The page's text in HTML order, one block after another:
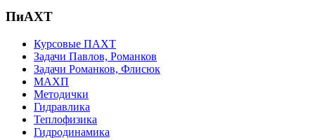
ПиАХТ
Курсовые ПАХТ
Задачи Павлов, Романков
Задачи Романков, Флисюк
МАХП
Методички
Гидравлика
Теплофизика
Гидродинамика